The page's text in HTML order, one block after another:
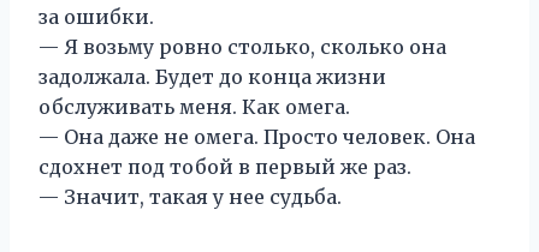
за ошибки.
— Я возьму ровно столько, сколько она
задолжала. Будет до конца жизни
обслуживать меня. Как омега.
— Она даже не омега. Просто человек. Она
сдохнет под тобой в первый же раз.
— Значит, такая у нее судьба.